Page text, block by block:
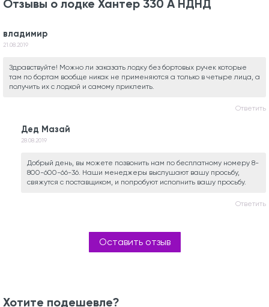
Отзывы о лодке Хантер 330 А НДНД
владимир
21.08.2019
Здравствуйте! Можно ли заказать лодку без бортовых ручек которые
там по бортам вообще никак не применяются а только в четыре лица, а
получить их с лодкой и самому приклеить.
Ответить
Дед Мазай
28.08.2019
Добрый день, вы можете позвонить нам по бесплатному номеру 8-
800-600-66-36. Наши менеджеры выслушают вашу просьбу,
свяжутся с поставщиком, и попробуют исполнить вашу просьбу.
Ответить
Оставить отзыв
Хотите подешевле?